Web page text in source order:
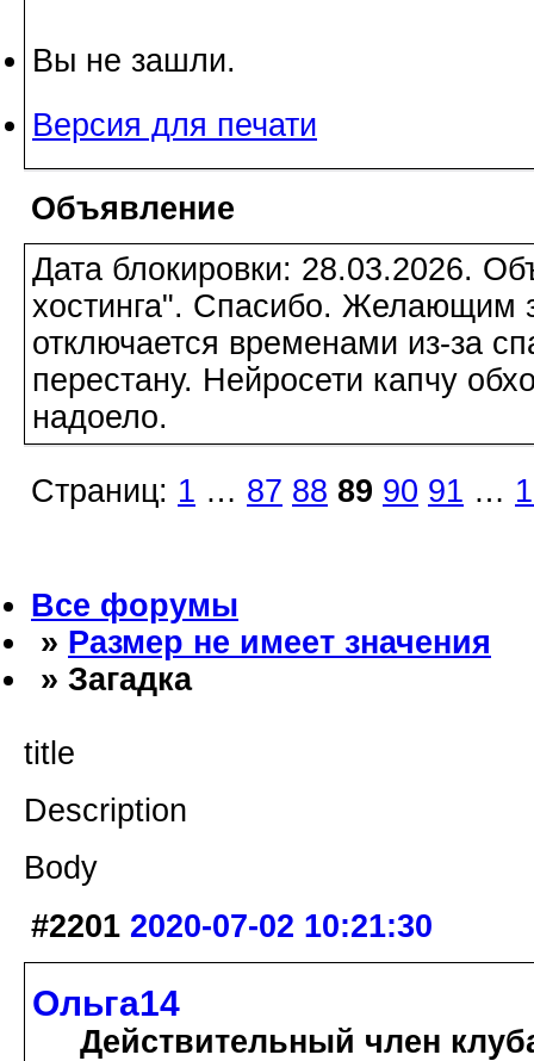
Вы не зашли.
Версия для печати
Объявление
Дата блокировки: 28.03.2026.
хостинга". Спасибо. Желающим
отключается временами из-за
перестану. Нейросети капчу
надоело.
Страниц: 1 … 87 88 89 90 91 …
Все форумы
» Размер не имеет значения
» Загадка
title
Description
Body
#2201 2020-07-02 10:21:30
Ольга14
Действительный член